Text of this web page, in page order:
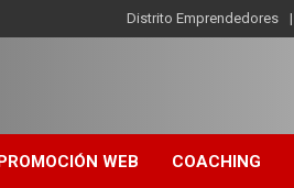
Distrito Emprendedores
WEB COACHING